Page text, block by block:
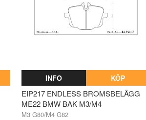
INFO KÖP
EIP217 ENDLESS BROMSBELÄGG
ME22 BMW BAK M3/M4
M3 G80/M4 G82